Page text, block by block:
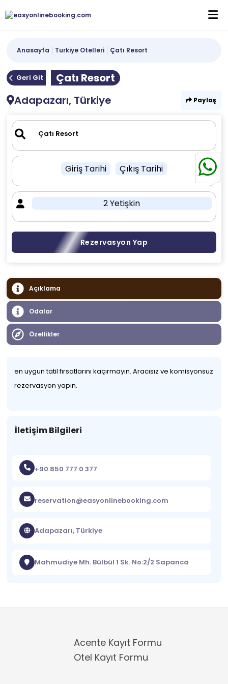
Anasayfa Turkiye Otelleri Çatı Resort
Geri Git
Çatı Resort
Adapazarı, Türkiye
Paylaş
Giriş Tarihi Çıkış Tarihi
2 Yetişkin
Rezervasyon Yap
Açıklama
Odalar
Özellikler
en uygun tatil fırsatlarını kaçırmayın. Aracısız ve komisyonsuz
rezervasyon yapın.
İletişim Bilgileri
+90 850 777 0 377
reservation@easyonlinebooking.com
Adapazarı, Türkiye
Mahmudiye Mh. Bülbül 1 Sk. No:2/2 Sapanca
Acente Kayıt Formu
Otel Kayıt Formu